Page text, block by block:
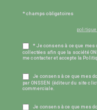
* champs obligatoires
* Je consens à ce que
collectées afin que la société
me contacter et accepte la
Je consens à ce que mes
par ONSSEN (éditeur du site
commerciale.
Je consens à ce que mes